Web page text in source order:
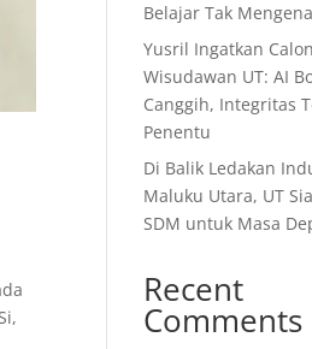
Belajar Tak
Yusril Ingatkan Calon
Wisudawan UT: AI
Canggih, Integritas
Penentu
Di Balik Ledakan
Maluku Utara, UT
SDM untuk Masa
Recent
Comments